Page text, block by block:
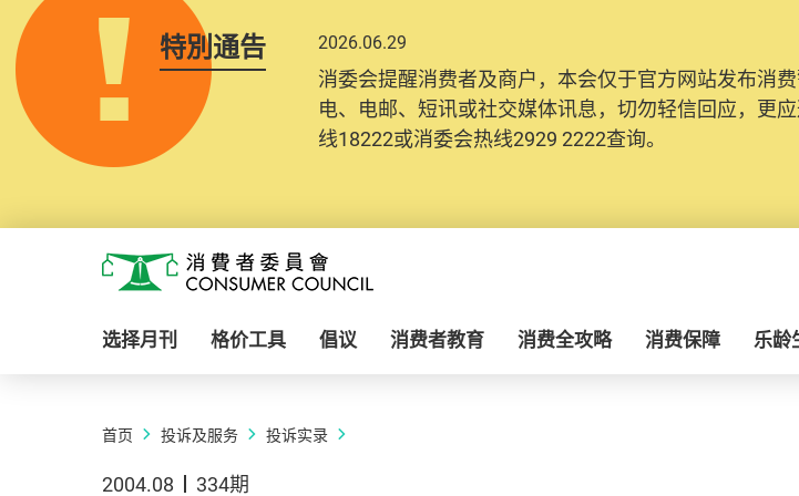
特別通告 2026.06.29
消委会提醒消费者及商户，本会仅于官方网站发布消
电、电邮、短讯或社交媒体讯息，切勿轻信回应，更
线18222或消委会热线2929 2222查询。
消费者委员会
选择月刊 格价工具 倡议 消费者教育 消费全攻略 消费保障 乐龄
首页 投诉及服务 投诉实录
2004.08 334期